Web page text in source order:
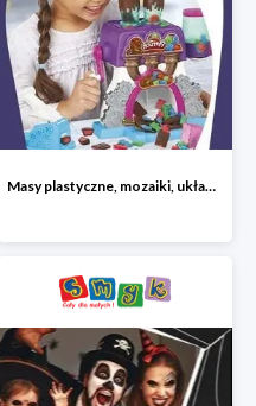
Masy plastyczne, mozaiki, układanki do -45%